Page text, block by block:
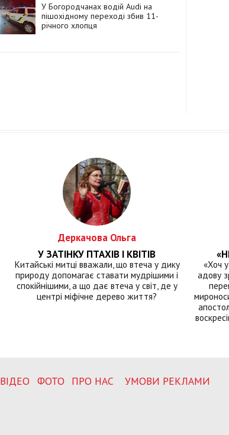
У Богородчанах водій Audi на
пішохідному переході збив 11-
річного хлопця
Деркачова Ольга
У ЗАТІНКУ ПТАХІВ І КВІТІВ
Китайські митці вважали, що втеча у дику
природу допомагає ставати мудрішими і
спокійнішими, а що дає втеча у світ, де у
центрі міфічне дерево життя?
«Хоч
адову
ВІДЕО ФОТО ПРО НАС УМОВИ РЕКЛАМИ